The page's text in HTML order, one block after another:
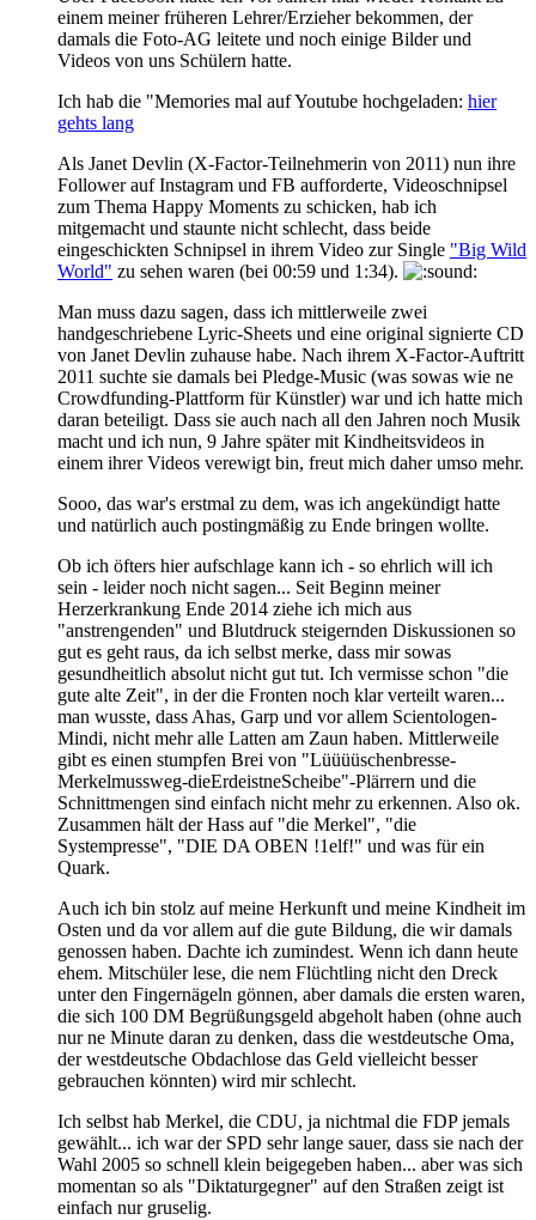
einem meiner früheren Lehrer/Erzieher bekommen, der
damals die Foto-AG leitete und noch einige Bilder und
Videos von uns Schülern hatte.
Ich hab die "Memories mal auf Youtube hochgeladen: hier
gehts lang
Als Janet Devlin (X-Factor-Teilnehmerin von 2011) nun ihre
Follower auf Instagram und FB aufforderte, Videoschnipsel
zum Thema Happy Moments zu schicken, hab ich
mitgemacht und staunte nicht schlecht, dass beide
eingeschickten Schnipsel in ihrem Video zur Single "Big Wild
World" zu sehen waren (bei 00:59 und 1:34).
Man muss dazu sagen, dass ich mittlerweile zwei
handgeschriebene Lyric-Sheets und eine original signierte CD
von Janet Devlin zuhause habe. Nach ihrem X-Factor-Auftritt
2011 suchte sie damals bei Pledge-Music (was sowas wie ne
Crowdfunding-Plattform für Künstler) war und ich hatte mich
daran beteiligt. Dass sie auch nach all den Jahren noch Musik
macht und ich nun, 9 Jahre später mit Kindheitsvideos in
einem ihrer Videos verewigt bin, freut mich daher umso mehr.
Sooo, das war's erstmal zu dem, was ich angekündigt hatte
und natürlich auch postingmäßig zu Ende bringen wollte.
Ob ich öfters hier aufschlage kann ich - so ehrlich will ich
sein - leider noch nicht sagen... Seit Beginn meiner
Herzerkrankung Ende 2014 ziehe ich mich aus
"anstrengenden" und Blutdruck steigernden Diskussionen so
gut es geht raus, da ich selbst merke, dass mir sowas
gesundheitlich absolut nicht gut tut. Ich vermisse schon "die
gute alte Zeit", in der die Fronten noch klar verteilt waren...
man wusste, dass Ahas, Garp und vor allem Scientologen-
Mindi, nicht mehr alle Latten am Zaun haben. Mittlerweile
gibt es einen stumpfen Brei von "Lüüüüschenbresse-
Merkelmussweg-dieErdeistneScheibe"-Plärrern und die
Schnittmengen sind einfach nicht mehr zu erkennen. Also ok.
Zusammen hält der Hass auf "die Merkel", "die
Systempresse", "DIE DA OBEN !1elf!" und was für ein
Quark.
Auch ich bin stolz auf meine Herkunft und meine Kindheit im
Osten und da vor allem auf die gute Bildung, die wir damals
genossen haben. Dachte ich zumindest. Wenn ich dann heute
ehem. Mitschüler lese, die nem Flüchtling nicht den Dreck
unter den Fingernägeln gönnen, aber damals die ersten waren,
die sich 100 DM Begrüßungsgeld abgeholt haben (ohne auch
nur ne Minute daran zu denken, dass die westdeutsche Oma,
der westdeutsche Obdachlose das Geld vielleicht besser
gebrauchen könnten) wird mir schlecht.
Ich selbst hab Merkel, die CDU, ja nichtmal die FDP jemals
gewählt... ich war der SPD sehr lange sauer, dass sie nach der
Wahl 2005 so schnell klein beigegeben haben... aber was sich
momentan so als "Diktaturgegner" auf den Straßen zeigt ist
einfach nur gruselig.